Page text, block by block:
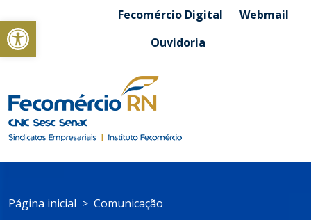
Abrir a barra de ferramentasFecomércio Digital
Webmail
Ouvidoria
Página inicial Comunicação